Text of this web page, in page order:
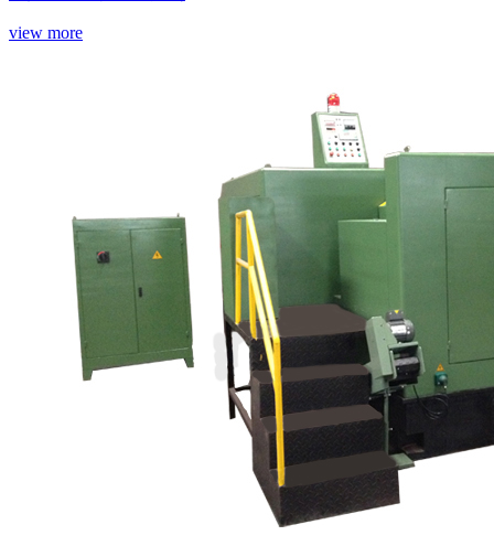
view more